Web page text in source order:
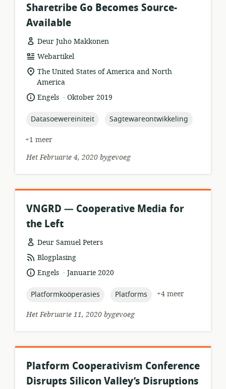
Sharetribe Go Becomes Source-
Available
Deur Juho Makkonen
hulpbronformaat:
Webartikel
ligging
van
relevansie:
The United States of America and North
America
taal:Engels .
datumOktober 2019
topic:
Datasoewereiniteit topic:
Sagtewareontwikkeling
+1 meer
Het Februarie 4, 2020 bygevoeg
VNGRD — Cooperative Media for
the Left
Deur Samuel Peters
hulpbronformaat:
Blogplasing
taal:Engels .
datumJanuarie 2020
topic:
Platformkoöperasies topic:
Platforms
+4 meer
Het Februarie 11, 2020 bygevoeg
Platform Cooperativism Conference
Disrupts Silicon Valley’s Disruptions